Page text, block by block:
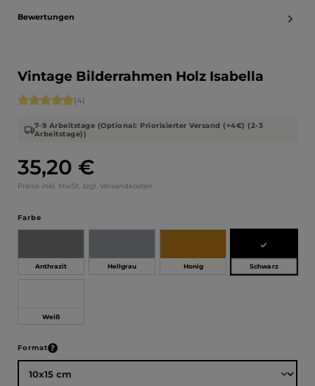
Bewertungen
Vintage Bilderrahmen Holz Isabella
Regulärer Preis:
35,20 €
Preise inkl. MwSt. zzgl. Versandkosten
Durchschnittliche Bewertung von 5 von 5 Sternen
(4)
7-9 Arbeitstage (Optional: Priorisierter Versand (+4€) (2-3
Arbeitstage))
Farbeauswählen
Anthrazit Hellgrau Honig Schwarz
Weiß
Formatauswählen